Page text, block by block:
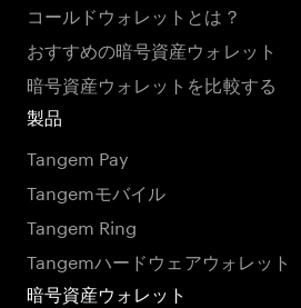
コールドウォレットとは？
おすすめの暗号資産ウォレット
暗号資産ウォレットを比較する
製品
Tangem Pay
Tangemモバイル
Tangem Ring
Tangemハードウェアウォレット
暗号資産ウォレット